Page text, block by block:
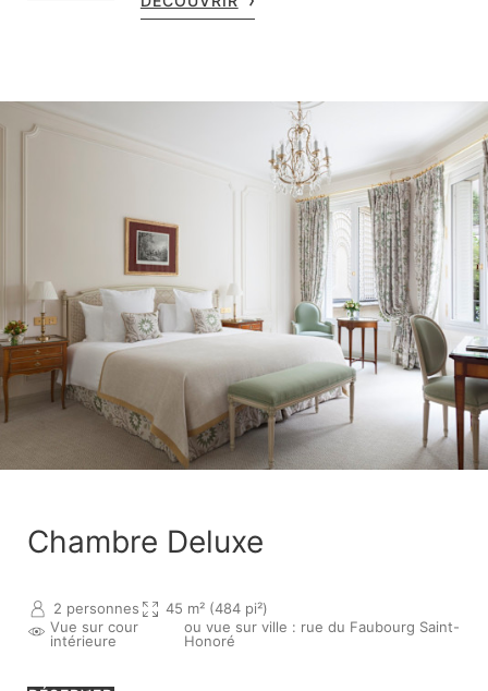
Chambre Deluxe
2 personnes
45 m² (484 pi²)
Vue sur cour
intérieure
ou vue sur ville : rue du Faubourg Saint-
Honoré